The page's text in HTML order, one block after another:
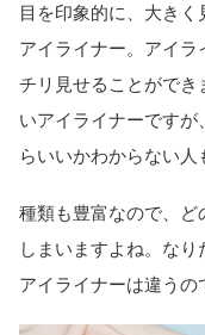
目を印象的に、大き
アイライナー。アイ
チリ見せることができ
いアイライナーです
らいいかわからない人
種類も豊富なので、
しまいますよね。な
アイライナーは違うの